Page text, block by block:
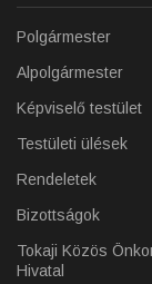
Polgármester
Alpolgármester
Képviselő testület
Testületi ülések
Rendeletek
Bizottságok
Tokaji Közös
Hivatal